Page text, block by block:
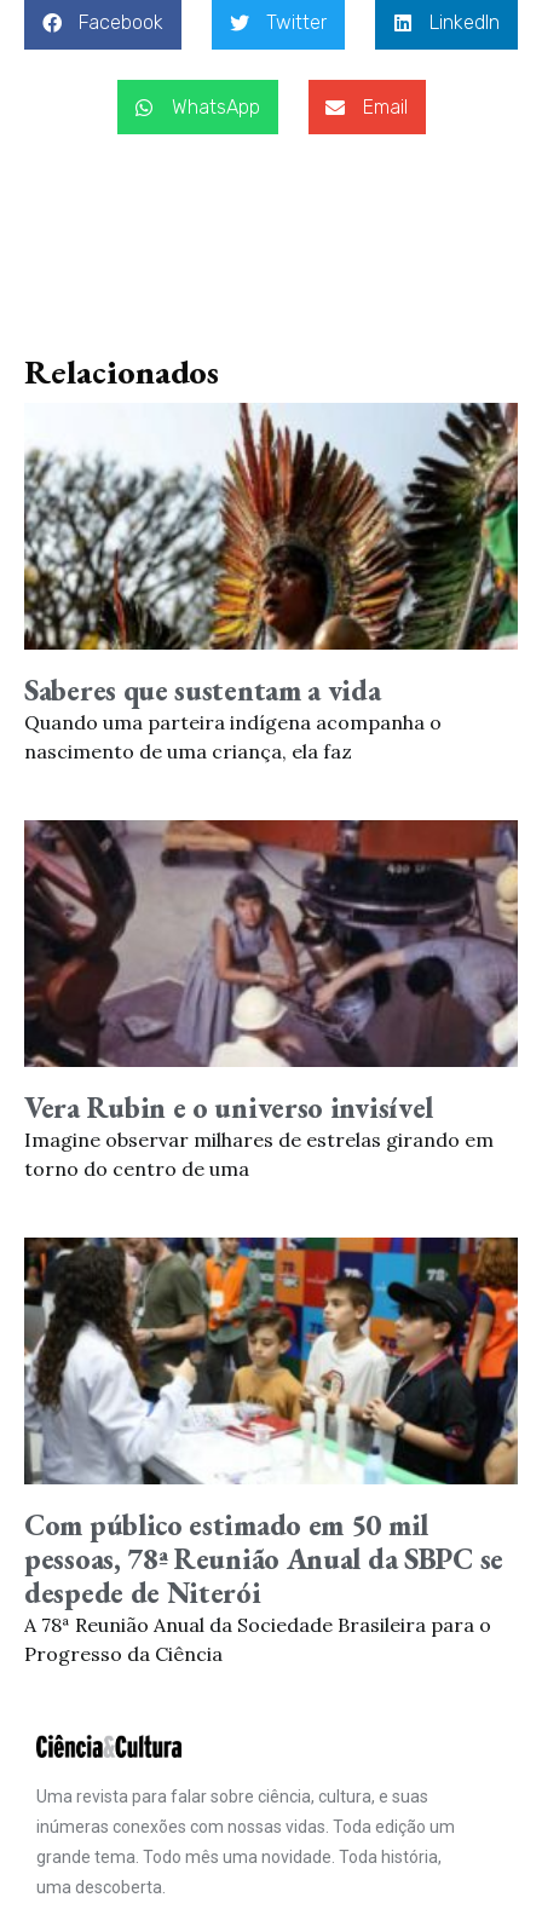
Facebook Twitter LinkedIn
WhatsApp Email
Relacionados
Saberes que sustentam a vida
Quando uma parteira indígena acompanha o
nascimento de uma criança, ela faz
Vera Rubin e o universo invisível
Imagine observar milhares de estrelas girando em
torno do centro de uma
Com público estimado em 50 mil
pessoas, 78ª Reunião Anual da SBPC se
despede de Niterói
A 78ª Reunião Anual da Sociedade Brasileira para o
Progresso da Ciência
Uma revista para falar sobre ciência, cultura, e suas
inúmeras conexões com nossas vidas. Toda edição um
grande tema. Todo mês uma novidade. Toda história,
uma descoberta.